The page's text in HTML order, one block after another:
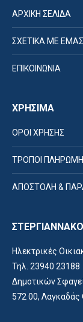
ΑΡΧΙΚΗ ΣΕΛΙΔΑ
ΣΧΕΤΙΚΑ ΜΕ ΕΜΑΣ
ΕΠΙΚΟΙΝΩΝΙΑ
ΧΡΗΣΙΜΑ
ΟΡΟΙ ΧΡΗΣΗΣ
ΤΡΟΠΟΙ
ΑΠΟΣΤΟΛΗ &
Ηλεκτρικές
Τηλ. 23940 23188
Δημοτικών
572 00, Λαγκαδάς